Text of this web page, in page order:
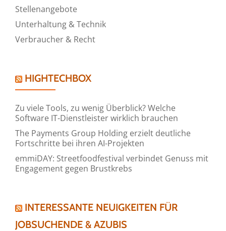
Stellenangebote
Unterhaltung & Technik
Verbraucher & Recht
HIGHTECHBOX
Zu viele Tools, zu wenig Überblick? Welche
Software IT-Dienstleister wirklich brauchen
The Payments Group Holding erzielt deutliche
Fortschritte bei ihren AI-Projekten
emmiDAY: Streetfoodfestival verbindet Genuss mit
Engagement gegen Brustkrebs
INTERESSANTE NEUIGKEITEN FÜR
JOBSUCHENDE & AZUBIS